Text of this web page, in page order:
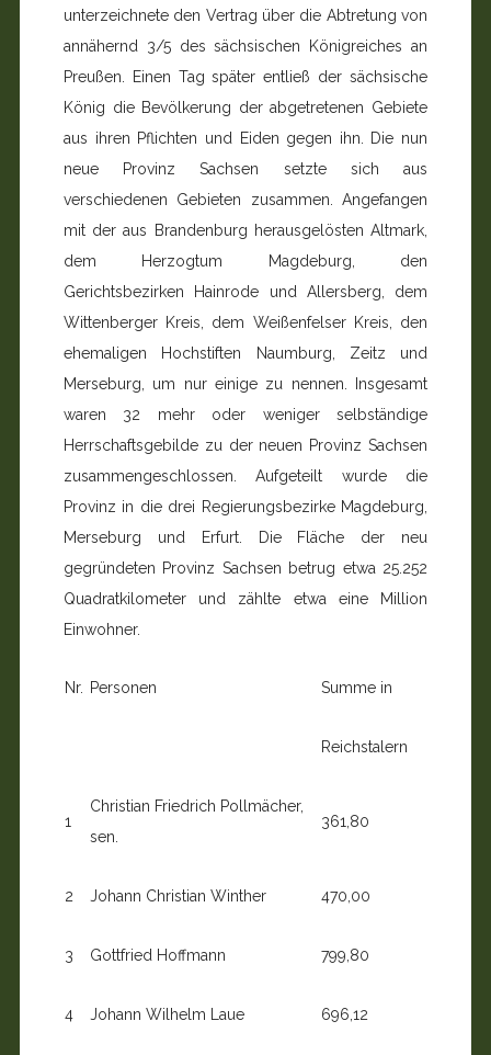
unterzeichnete den Vertrag über die Abtretung von
annähernd 3/5 des sächsischen Königrei­ches an
Preußen. Einen Tag später entließ der sächsische
König die Bevölkerung der abgetretenen Gebiete
aus ihren Pflichten und Eiden gegen ihn. Die nun
neue Provinz Sach­sen setzte sich aus
verschiedenen Gebieten zusammen. An­gefangen
mit der aus Brandenburg herausgelösten Altmark,
dem Herzogtum Magdeburg, den
Gerichtsbezirken Hain­rode und Allersberg, dem
Wittenberger Kreis, dem Weißenfelser Kreis, den
ehemaligen Hochstiften Naumburg, Zeitz und
Merseburg, um nur einige zu nennen. Insgesamt
waren 32 mehr oder weniger selbständige
Herrschaftsge­bilde zu der neuen Provinz Sachsen
zusammengeschlos­sen. Aufgeteilt wurde die
Provinz in die drei Regierungsbe­zirke Magdeburg,
Merseburg und Erfurt. Die Fläche der neu
gegründeten Provinz Sachsen betrug etwa 25.252
Quadrat­kilometer und zählte etwa eine Million
Einwohner.
Nr. Personen Summe in
Reichstalern
1
Christian Friedrich Pollmächer,
sen.
361,80
2 Johann Christian Winther 470,00
3 Gottfried Hoffmann 799,80
4 Johann Wilhelm Laue 696,12